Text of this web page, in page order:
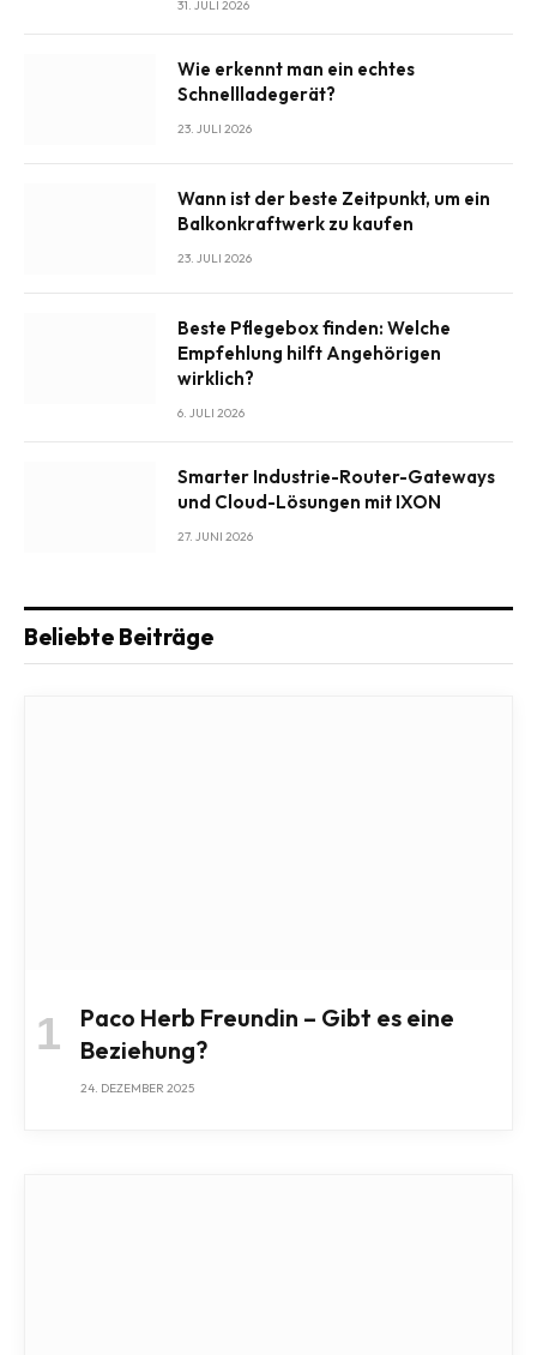
31. JULI 2026
Wie erkennt man ein echtes
Schnellladegerät?
23. JULI 2026
Wann ist der beste Zeitpunkt, um ein
Balkonkraftwerk zu kaufen
23. JULI 2026
Beste Pflegebox finden: Welche
Empfehlung hilft Angehörigen
wirklich?
6. JULI 2026
Smarter Industrie-Router-Gateways
und Cloud-Lösungen mit IXON
27. JUNI 2026
Beliebte Beiträge
Paco Herb Freundin – Gibt es eine
Beziehung?
24. DEZEMBER 2025